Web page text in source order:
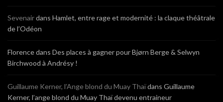
Sevenairdans Hamlet, entre rage et modernité : la claque théâtrale
de l’Odéon
Florencedans Des places à gagner pour Bjørn Berge & Selwyn
Birchwood à Andrésy !
Guillaume Kerner, l’Ange blond du Muay Thaïdans Guillaume
Kerner, l’ange blond du Muay Thaï devenu entraineur